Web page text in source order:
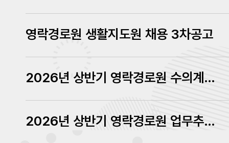
영락경로원 생활지도원 채용 3차공고
2026년 상반기 영락경로원 수의계약 내역 공고
2026년 상반기 영락경로원 업무추진비 내역 공고